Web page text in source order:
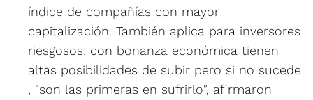
índice de compañías con mayor
capitalización. También aplica para inversores
riesgosos: con bonanza económica tienen
altas posibilidades de subir pero si no sucede
, "son las primeras en sufrirlo", afirmaron